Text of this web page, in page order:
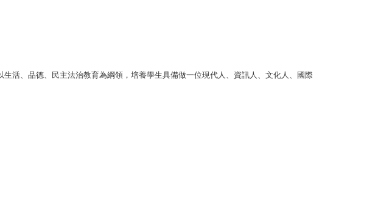
活、品德、民主法治教育為綱領，培養學生具備做一位現代人、資訊人、文化人、國際